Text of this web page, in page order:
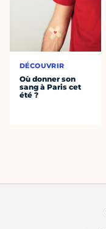
DÉCOUVRIR
Où donner son
sang à Paris cet
été ?